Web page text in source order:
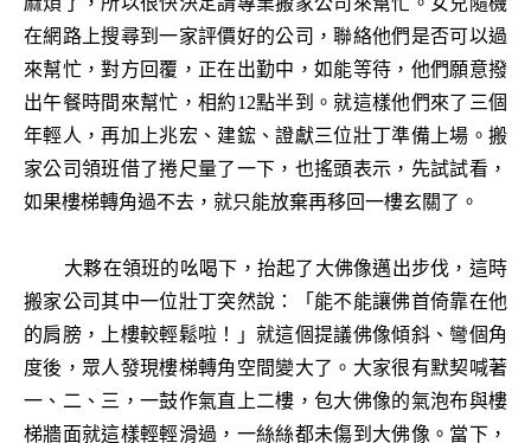
在網路上搜尋到一家評價好的公司，聯絡他們是否可以過
來幫忙，對方回覆，正在出勤中，如能等待，他們願意撥
出午餐時間來幫忙，相約12點半到。就這樣他們來了三個
年輕人，再加上兆宏、建鋐、證獻三位壯丁準備上場。搬
家公司領班借了捲尺量了一下，也搖頭表示，先試試看，
如果樓梯轉角過不去，就只能放棄再移回一樓玄關了。
大夥在領班的吆喝下，抬起了大佛像邁出步伐，這時
搬家公司其中一位壯丁突然說：「能不能讓佛首倚靠在他
的肩膀，上樓較輕鬆啦！」就這個提議佛像傾斜、彎個角
度後，眾人發現樓梯轉角空間變大了。大家很有默契喊著
一、二、三，一鼓作氣直上二樓，包大佛像的氣泡布與樓
梯牆面就這樣輕輕滑過，一絲絲都未傷到大佛像。當下，